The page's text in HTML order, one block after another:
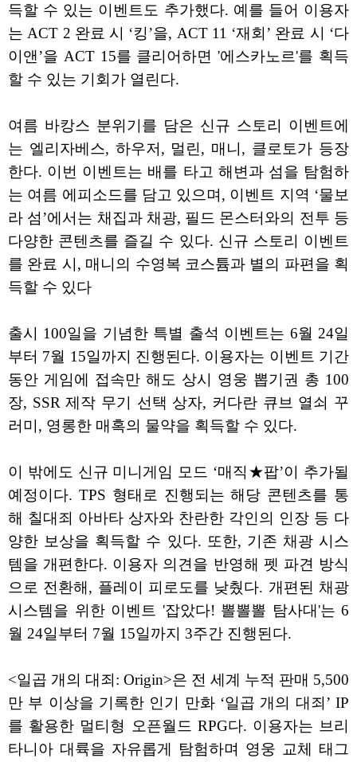
득할 수 있는 이벤트도 추가했다. 예를 들어 이용자
는 ACT 2 완료 시 ‘킹’을, ACT 11 ‘재회’ 완료 시 ‘다
이앤’을 ACT 15를 클리어하면 '에스카노르'를 획득
할 수 있는 기회가 열린다.
여름 바캉스 분위기를 담은 신규 스토리 이벤트에
는 엘리자베스, 하우저, 멀린, 매니, 클로토가 등장
한다. 이번 이벤트는 배를 타고 해변과 섬을 탐험하
는 여름 에피소드를 담고 있으며, 이벤트 지역 ‘물보
라 섬’에서는 채집과 채광, 필드 몬스터와의 전투 등
다양한 콘텐츠를 즐길 수 있다. 신규 스토리 이벤트
를 완료 시, 매니의 수영복 코스튬과 별의 파편을 획
득할 수 있다
출시 100일을 기념한 특별 출석 이벤트는 6월 24일
부터 7월 15일까지 진행된다. 이용자는 이벤트 기간
동안 게임에 접속만 해도 상시 영웅 뽑기권 총 100
장, SSR 제작 무기 선택 상자, 커다란 큐브 열쇠 꾸
러미, 영롱한 매혹의 물약을 획득할 수 있다.
이 밖에도 신규 미니게임 모드 ‘매직★팝’이 추가될
예정이다. TPS 형태로 진행되는 해당 콘텐츠를 통
해 칠대죄 아바타 상자와 찬란한 각인의 인장 등 다
양한 보상을 획득할 수 있다. 또한, 기존 채광 시스
템을 개편한다. 이용자 의견을 반영해 펫 파견 방식
으로 전환해, 플레이 피로도를 낮췄다. 개편된 채광
시스템을 위한 이벤트 '잡았다! 뽈뽈뽈 탐사대'는 6
월 24일부터 7월 15일까지 3주간 진행된다.
<일곱 개의 대죄: Origin>은 전 세계 누적 판매 5,500
만 부 이상을 기록한 인기 만화 ‘일곱 개의 대죄’ IP
를 활용한 멀티형 오픈월드 RPG다. 이용자는 브리
타니아 대륙을 자유롭게 탐험하며 영웅 교체 태그